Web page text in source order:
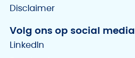
Disclaimer
Volg ons op social media
LinkedIn